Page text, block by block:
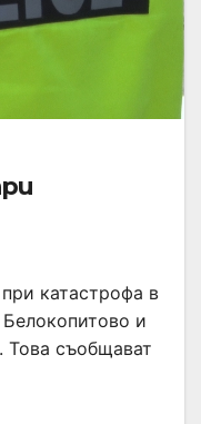
катастрофа в
и
Това съобщават